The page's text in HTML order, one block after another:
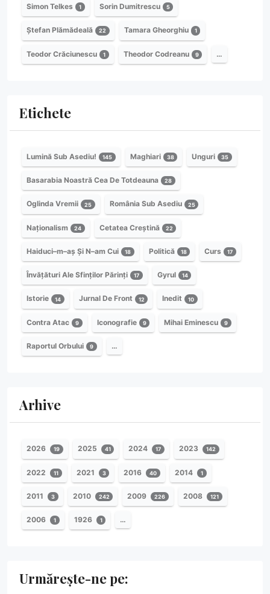
Simon Telkes 1 Sorin Dumitrescu 5
Ștefan Plămădeală 22 Tamara Gheorghiu 1
Teodor Crăciunescu 1 Theodor Codreanu 9 …
Etichete
Lumină Sub Asediu! 145 Maghiari 38 Unguri 35
Basarabia Noastră Cea De Totdeauna 28
Oglinda Vremii 25 România Sub Asediu 25
Naționalism 24 Cetatea Creștină 22
Haiduci–m–aș Și N–am Cui 18 Politică 18 Curs 17
Învățături Ale Sfinților Părinți 17 Gyrul 14
Istorie 14 Jurnal De Front 12 Inedit 10
Contra Atac 9 Iconografie 9 Mihai Eminescu 9
Raportul Orbului 9 …
Arhive
2026 19 2025 41 2024 17 2023 142
2022 11 2021 3 2016 40 2014 1
2011 3 2010 242 2009 226 2008 121
2006 1 1926 1 …
Urmărește-ne pe: